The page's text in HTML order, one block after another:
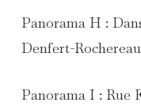
Panorama H :
Denfert-
Panorama I : Rue